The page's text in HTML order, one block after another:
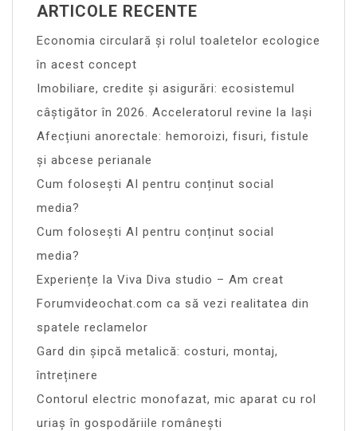
ARTICOLE RECENTE
Economia circulară și rolul toaletelor ecologice
în acest concept
Imobiliare, credite și asigurări: ecosistemul
câștigător în 2026. Acceleratorul revine la Iași
Afecțiuni anorectale: hemoroizi, fisuri, fistule
și abcese perianale
Cum folosești AI pentru conținut social
media?
Cum folosești AI pentru conținut social
media?
Experiențe la Viva Diva studio – Am creat
Forumvideochat.com ca să vezi realitatea din
spatele reclamelor
Gard din șipcă metalică: costuri, montaj,
întreținere
Contorul electric monofazat, mic aparat cu rol
uriaș în gospodăriile românești